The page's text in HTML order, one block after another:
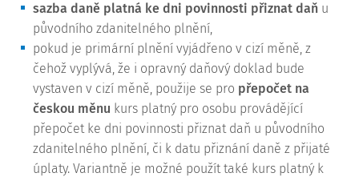
sazba daně platná ke dni povinnosti přiznat daň u
původního zdanitelného plnění,
pokud je primární plnění vyjádřeno v cizí měně, z
čehož vyplývá, že i opravný daňový doklad bude
vystaven v cizí měně, použije se pro přepočet na
českou měnu kurs platný pro osobu provádějící
přepočet ke dni povinnosti přiznat daň u původního
zdanitelného plnění, či k datu přiznání daně z přijaté
úplaty. Variantně je možné použít také kurs platný k